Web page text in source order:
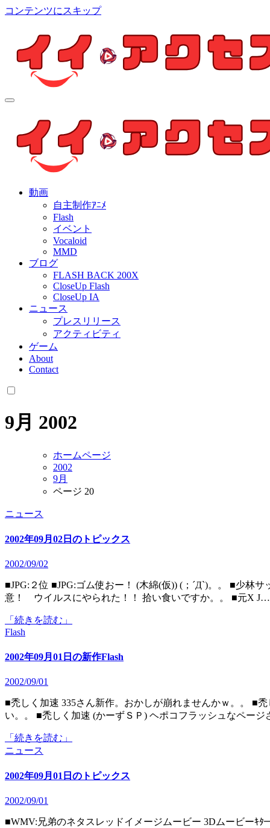
コンテンツにスキップ
個人制作アニメを中心とした動画紹介ブログ
動画
自主制作ｱﾆﾒ
Flash
イベント
Vocaloid
MMD
ブログ
FLASH BACK 200X
CloseUp Flash
CloseUp IA
ニュース
プレスリリース
アクティビティ
ゲーム
About
Contact
9月 2002
ホームページ
2002
9月
ページ 20
ニュース
2002年09月02日のトピックス
2002/09/02
■JPG:２位 ■JPG:ゴム使おー！ (木綿(仮)) (；´Д`)。。 ■少林サッカーカルタ (荒屋敷) なんかワラタ。。 ■海外モノ要注
意！ ウイルスにやられた！！ 拾い食いですか。。 ■元X J…
「続きを読む」
Flash
2002年09月01日の新作Flash
2002/09/01
■禿しく加速 335さん新作。おかしが崩れませんかｗ。。 ■禿しく加速 swfおきばさん新作。やはりクックルには敵わな
い。。 ■禿しく加速 (かーずＳＰ) ヘポコフラッシュなペー
「続きを読む」
ニュース
2002年09月01日のトピックス
2002/09/01
■WMV:兄弟のネタスレッドイメージムービー 3Dムービーｷﾀ━━━(ﾟ∀ﾟ)━━━!!! ■ワン切り業者の深い闇 このビジネ